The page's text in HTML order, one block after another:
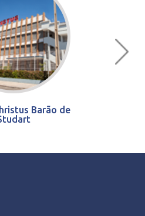
Barão de